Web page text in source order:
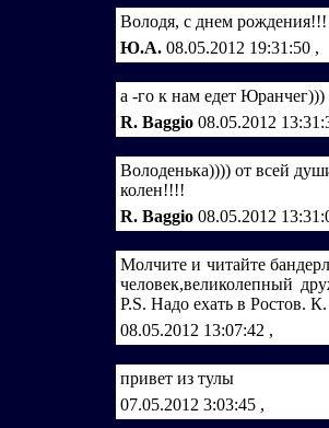
Володя, с днем
Ю.А. 08.05.2012 19:31:50 ,
а -го к нам едет Юранчег)))
R. Baggio 08.05.2012
Володенька)))) от всей
колен!!!!
R. Baggio 08.05.2012
Молчите и читайте
человек,великолепный
Р.S. Надо ехать в Ростов. К.
08.05.2012 13:07:42 ,
привет из тулы
07.05.2012 3:03:45 ,